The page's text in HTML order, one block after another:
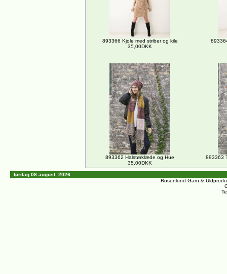
893366 Kjole med striber og kile
35,00DKK
893362 Halstørklæde og Hue
35,00DKK
893363
lørdag 08 august, 2026
Rosenlund Garn &